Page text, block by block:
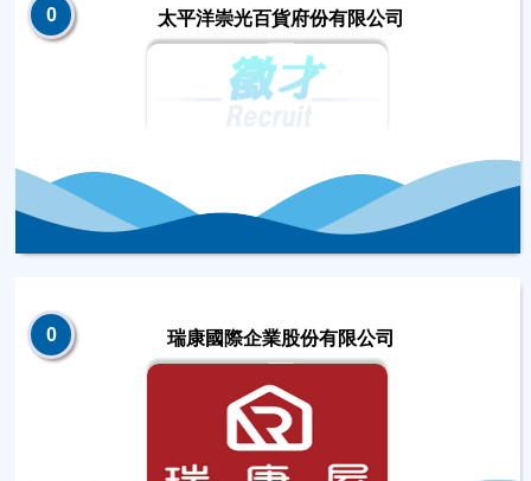
0 太平洋崇光百貨府份有限公司
0 瑞康國際企業股份有限公司